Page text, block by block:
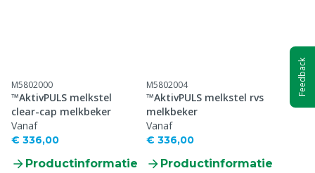
M5802000
™AktivPULS melkstel
clear-cap melkbeker
Vanaf
€ 336,00
Productinformatie
M5802004
™AktivPULS melkstel rvs
melkbeker
Vanaf
€ 336,00
Productinformatie
Feedback